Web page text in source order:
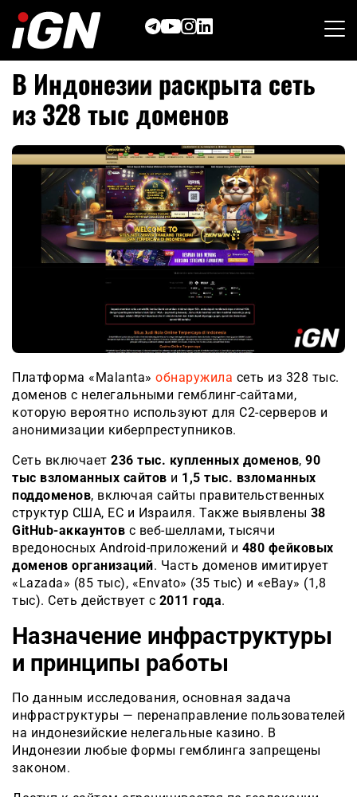
content
В Индонезии раскрыта сеть
из 328 тыс доменов
Платформа «Malanta» обнаружила сеть из 328 тыс.
доменов с нелегальными гемблинг-сайтами,
которую вероятно используют для C2-серверов и
анонимизации киберпреступников.
Сеть включает 236 тыс. купленных доменов, 90
тыс взломанных сайтов и 1,5 тыс. взломанных
поддоменов, включая сайты правительственных
структур США, ЕС и Израиля. Также выявлены 38
GitHub-аккаунтов с веб-шеллами, тысячи
вредоносных Android-приложений и 480 фейковых
доменов организаций. Часть доменов имитирует
«Lazada» (85 тыс), «Envato» (35 тыс) и «eBay» (1,8
тыс). Сеть действует с 2011 года.
Назначение инфраструктуры
и принципы работы
По данным исследования, основная задача
инфраструктуры — перенаправление пользователей
на индонезийские нелегальные казино. В
Индонезии любые формы гемблинга запрещены
законом.